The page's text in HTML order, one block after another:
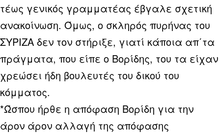
τέως γενικός γραμματέας έβγαλε σχετική
ανακοίνωση. Όμως, ο σκληρός πυρήνας του
ΣΥΡΙΖΑ δεν τον στήριξε, γιατί κάποια απ΄τα
πράγματα, που είπε ο Βορίδης, του τα είχαν
χρεώσει ήδη βουλευτές του δικού του
κόμματος.
*Ώσπου ήρθε η απόφαση Βορίδη για την
άρον άρον αλλαγή της απόφασης